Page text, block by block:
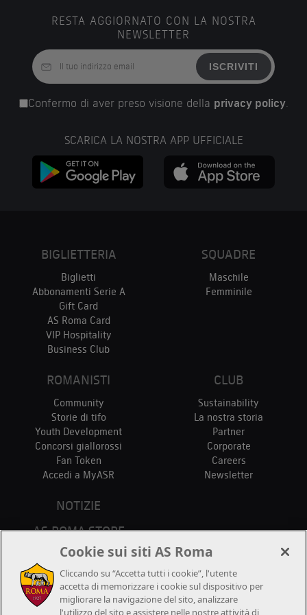
RESTA AGGIORNATO CON LA NOSTRA
NEWSLETTER
ISCRIVITI
Confermo di aver preso visione della privacy policy.
SCARICA LA NOSTRA APP UFFICIALE
BIGLIETTERIA
Biglietti
Abbonamenti Serie A
Gift Card
AS Roma Card
VIP Hospitality
Business Club
SQUADRE
Maschile
Femminile
ROMANISTI
Community
Storie di tifo
Youth Development
Concorsi giallorossi
Fan Token
Accedi a MyASR
CLUB
Sustainability
La nostra storia
Partner
Corporate
Careers
Newsletter
NOTIZIE
AS ROMA STORE
PUNTI VENDITA
STADIO
CONTATTACI
Cookie sui siti AS Roma
Cliccando su “Accetta tutti i cookie”, l'utente
accetta di memorizzare i cookie sul dispositivo per
migliorare la navigazione del sito, analizzare
l'utilizzo del sito e assistere nelle nostre attività di